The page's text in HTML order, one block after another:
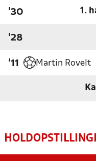
'30 1.
'28
'11 Martin Rovelt